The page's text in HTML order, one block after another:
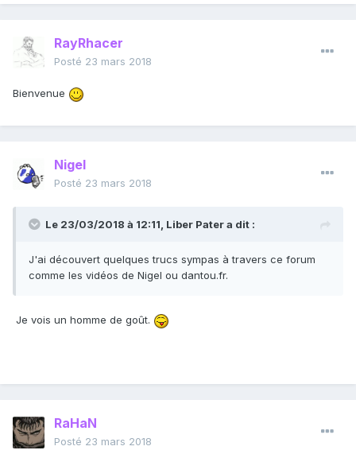
RayRhacer
Posté 23 mars 2018
Bienvenue
Nigel
Posté 23 mars 2018
Le 23/03/2018 à 12:11, Liber Patera dit :
J'ai découvert quelques trucs sympas à travers ce forum
comme les vidéos de Nigel ou dantou.fr.
Je vois un homme de goût.
RaHaN
Posté 23 mars 2018